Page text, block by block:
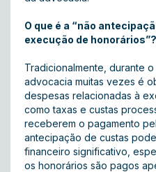
O que é a “não
execução de honorários”?
Tradicionalmente, durante
advocacia muitas vezes é
despesas relacionadas à
como taxas e custas
receberem o pagamento
antecipação de custas
financeiro significativo,
os honorários são pagos